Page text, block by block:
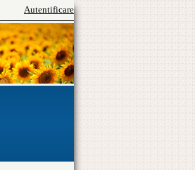
Autentificare